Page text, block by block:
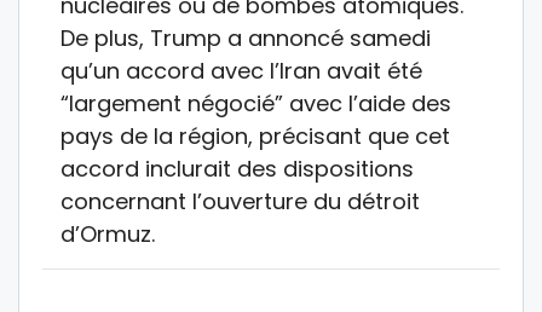
De plus, Trump a annoncé samedi
qu’un accord avec l’Iran avait été
“largement négocié” avec l’aide des
pays de la région, précisant que cet
accord inclurait des dispositions
concernant l’ouverture du détroit
d’Ormuz.